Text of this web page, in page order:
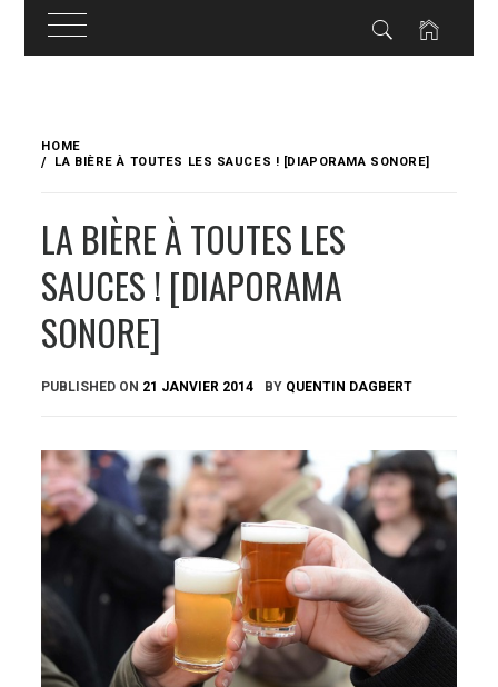
content
HOME
LA BIÈRE À TOUTES LES SAUCES ! [DIAPORAMA SONORE]
LA BIÈRE À TOUTES LES
SAUCES ! [DIAPORAMA
SONORE]
PUBLISHED ON 21 JANVIER 2014 BY QUENTIN DAGBERT